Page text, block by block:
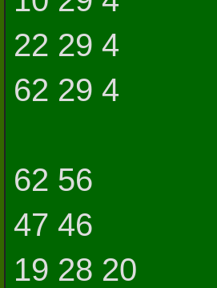
22 29 4
62 29 4
62 56
47 46
19 28 20